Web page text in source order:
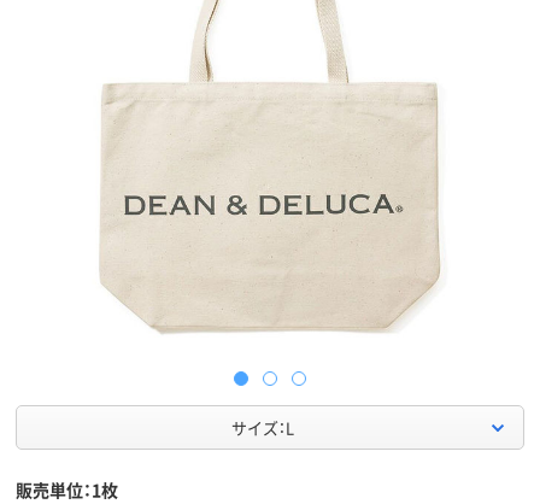
サイズ：L
販売単位：1枚